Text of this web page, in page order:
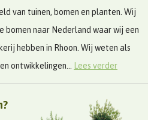
van tuinen, bomen en planten. Wij
bomen naar Nederland waar wij een
hebben in Rhoon. Wij weten als
ontwikkelingen... Lees verder